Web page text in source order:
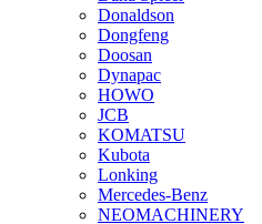
Donaldson
Dongfeng
Doosan
Dynapac
HOWO
JCB
KOMATSU
Kubota
Lonking
Mercedes-Benz
NEOMACHINERY